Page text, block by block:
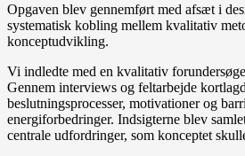
Opgaven blev gennemført med afsæt i
systematisk kobling mellem kvalitativ
konceptudvikling.
Vi indledte med en kvalitativ
Gennem interviews og feltarbejde
beslutningsprocesser, motivationer og
energiforbedringer. Indsigterne blev
centrale udfordringer, som konceptet